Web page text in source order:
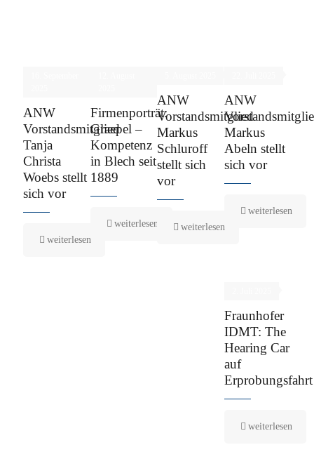
ANW
Vorstandsmitglied
Tanja
Christa
Woebs stellt
sich vor
weiterlesen
Firmenporträt:
Graepel –
Kompetenz
in Blech seit
1889
weiterlesen
ANW
Vorstandsmitglied
Markus
Schluroff
stellt sich
vor
weiterlesen
ANW
Markus
Abeln stellt
sich vor
weiterlesen
Fraunhofer
IDMT: The
Hearing Car
auf
Erprobungsfahrt
weiterlesen